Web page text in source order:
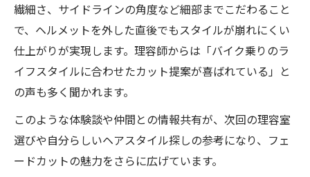
繊細さ、サイドラインの角度など細部までこだわること
で、ヘルメットを外した直後でもスタイルが崩れにくい
仕上がりが実現します。理容師からは「バイク乗りのラ
イフスタイルに合わせたカット提案が喜ばれている」と
の声も多く聞かれます。
このような体験談や仲間との情報共有が、次回の理容室
選びや自分らしいヘアスタイル探しの参考になり、フェ
ードカットの魅力をさらに広げています。